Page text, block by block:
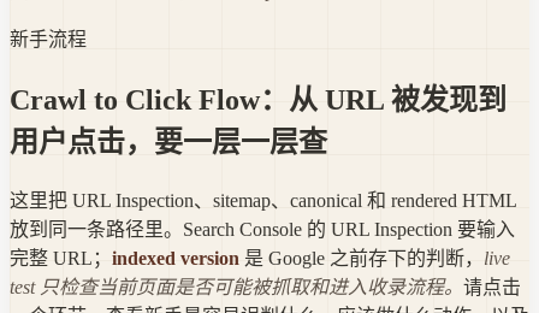
新手流程
Crawl to Click Flow：从 URL 被发现到
用户点击，要一层一层查
这里把 URL Inspection、sitemap、canonical 和 rendered HTML
放到同一条路径里。Search Console 的 URL Inspection 要输入
完整 URL； indexed version 是 Google 之前存下的判断， live
test 只检查当前页面是否可能被抓取和进入收录流程。 请点击